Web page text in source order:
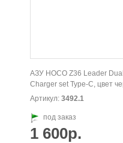
АЗУ HOCO Z36 Leader
Charger set Type-C, цвет
Артикул: 3492.1
под заказ
1 600р.